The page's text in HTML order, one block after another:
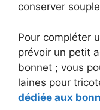
conserver
Pour compléter
prévoir un petit
bonnet ; vous
laines pour
dédiée aux